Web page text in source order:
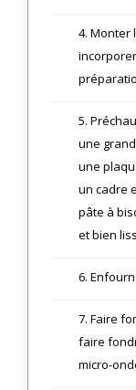
4. Monter
5.
une
une
un cadre
pâte à
et bien
6.
7. Faire
faire
micro-